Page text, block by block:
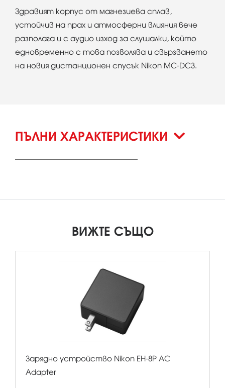
Здравият корпус от магнезиева сплав,
устойчив на прах и атмосферни влияния вече
разполага и с аудио изход за слушалки, който
едновременно с това позволява и свързването
на новия дистанционен спусък Nikon MC-DC3.
ПЪЛНИ ХАРАКТЕРИСТИКИ
ВИЖТЕ СЪЩО
Зарядно устройство Nikon EH-8P AC
Adapter